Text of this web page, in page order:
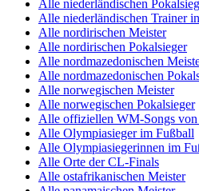
Alle niederländischen
Alle niederländischen Trainer
Alle nordirischen Meister
Alle nordirischen Pokalsieger
Alle nordmazedonischen
Alle nordmazedonischen
Alle norwegischen Meister
Alle norwegischen Pokalsieger
Alle offiziellen WM-Songs von
Alle Olympiasieger im Fußball
Alle Olympiasiegerinnen im
Alle Orte der CL-Finals
Alle ostafrikanischen Meister